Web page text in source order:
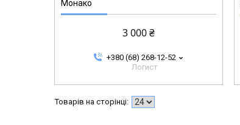
Монако
3 000 ₴
+380 (68) 268-12-52
Логист